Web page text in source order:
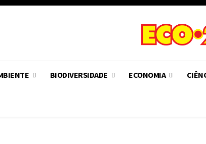
BIODIVERSIDADE ECONOMIA